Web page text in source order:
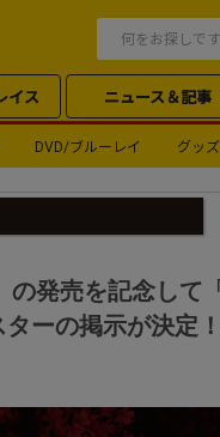
イス ニュース＆記事
DVD/ブルーレイ グッズ
発売を記念して
ターの掲示が決定